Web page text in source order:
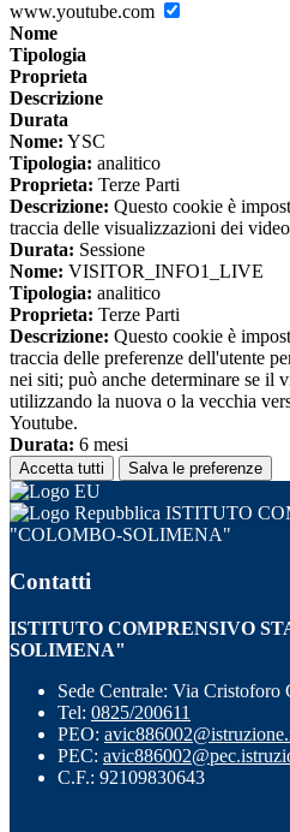
www.youtube.com
Nome
Tipologia
Proprieta
Descrizione
Durata
Nome: YSC
Tipologia: analitico
Proprieta: Terze Parti
Descrizione: Questo cookie è
traccia delle visualizzazioni dei
Durata: Sessione
Nome: VISITOR_INFO1_LIVE
Tipologia: analitico
Proprieta: Terze Parti
Descrizione: Questo cookie è
traccia delle preferenze dell'utente
nei siti; può anche determinare se il
utilizzando la nuova o la vecchia
Youtube.
Durata: 6 mesi
Accetta tutti Salva le preferenze
ISTITUTO
"COLOMBO-SOLIMENA"
Contatti
ISTITUTO COMPRENSIVO
SOLIMENA"
Sede Centrale: Via
Tel: 0825/200611
PEO:
PEC:
C.F.: 92109830643